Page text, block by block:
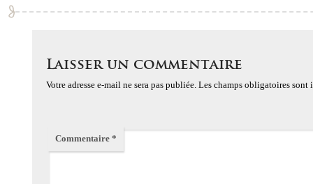
Laisser un commentaire
Votre adresse e-mail ne sera pas publiée. Les champs obligatoires sont
Commentaire *